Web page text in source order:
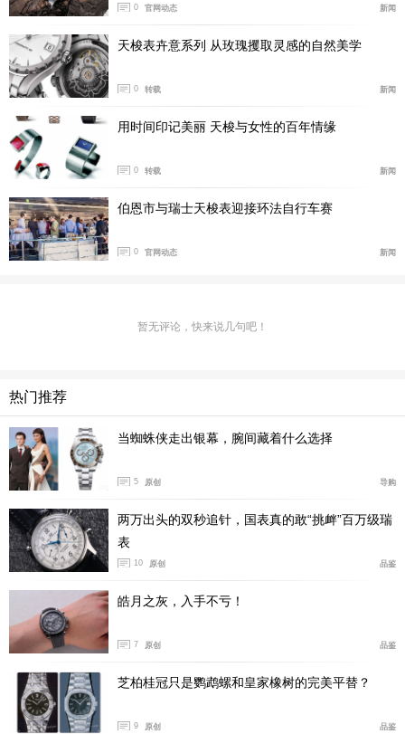
防水深度:50米
表款详情：https://www.xbiao.com/mido/105123/
腕表点评:美度指挥官系列 M021.430.33.091.00 腕表，将
都市通勤的优雅与机械质感完美融合。渐变绿色太阳纹表
盘搭配玫瑰金间金表壳，视觉高级又不张扬，40mm 表径
适配多数手腕。搭载长效动力 Cal.80 全自动机械机芯，
走时稳定可靠。蓝宝石表镜耐磨通透，日期星期显示实用
贴心，50 米防水满足日常所需。整体设计简约大气、百
搭耐看，通勤佩戴低调有品位，是职场人士的理想之选。
结语：这三款腕表，均以简约设计、实用性能精准契合通勤上班族的日常
需求。无论是天梭的经典沉稳、精工的全能省心，还是美度的优雅质感，
0 官网动态 新闻
天梭表卉意系列 从玫瑰攫取灵感的自然美学
0 转载 新闻
用时间印记美丽 天梭与女性的百年情缘
0 转载 新闻
伯恩市与瑞士天梭表迎接环法自行车赛
0 官网动态 新闻
暂无评论，快来说几句吧！
热门推荐
当蜘蛛侠走出银幕，腕间藏着什么选择
5 原创 导购
两万出头的双秒追针，国表真的敢“挑衅”百万级瑞
表
10 原创 品鉴
皓月之灰，入手不亏！
7 原创 品鉴
芝柏桂冠只是鹦鹉螺和皇家橡树的完美平替？
9 原创 品鉴